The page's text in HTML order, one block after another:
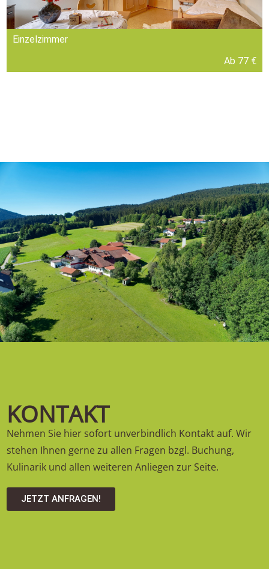
Einzelzimmer
Ab 77 €
KONTAKT
Nehmen Sie hier sofort unverbindlich Kontakt auf. Wir
stehen Ihnen gerne zu allen Fragen bzgl. Buchung,
Kulinarik und allen weiteren Anliegen zur Seite.
JETZT ANFRAGEN!